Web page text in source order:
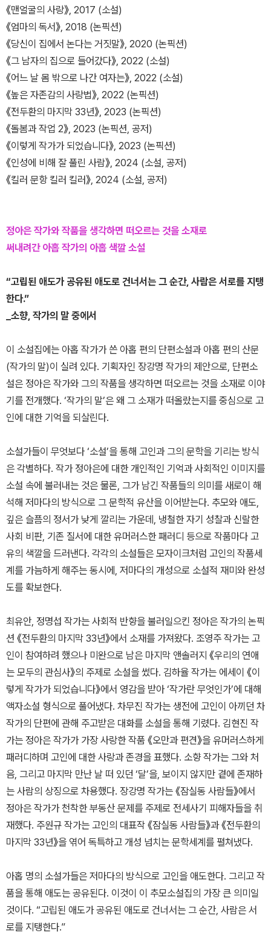
《맨얼굴의 사랑》, 2017 (소설)
《엄마의 독서》, 2018 (논픽션)
《당신이 집에서 논다는 거짓말》, 2020 (논픽션)
《그 남자의 집으로 들어갔다》, 2022 (소설)
《어느 날 몸 밖으로 나간 여자는》, 2022 (소설)
《높은 자존감의 사랑법》, 2022 (논픽션)
《전두환의 마지막 33년》, 2023 (논픽션)
《돌봄과 작업 2》, 2023 (논픽션, 공저)
《이렇게 작가가 되었습니다》, 2023 (논픽션)
《인성에 비해 잘 풀린 사람》, 2024 (소설, 공저)
《킬러 문항 킬러 킬러》, 2024 (소설, 공저)
정아은 작가와 작품을 생각하면 떠오르는 것을 소재로
써내려간 아홉 작가의 아홉 색깔 소설
“고립된 애도가 공유된 애도로 건너서는 그 순간, 사람은 서로를 지탱
한다.”
_소향, 작가의 말 중에서
이 소설집에는 아홉 작가가 쓴 아홉 편의 단편소설과 아홉 편의 산문
(작가의 말)이 실려 있다. 기획자인 장강명 작가의 제안으로, 단편소
설은 정아은 작가와 그의 작품을 생각하면 떠오르는 것을 소재로 이야
기를 전개했다. ‘작가의 말’은 왜 그 소재가 떠올랐는지를 중심으로 고
인에 대한 기억을 되살린다.
소설가들이 무엇보다 ‘소설’을 통해 고인과 그의 문학을 기리는 방식
은 각별하다. 작가 정아은에 대한 개인적인 기억과 사회적인 이미지를
소설 속에 불러내는 것은 물론, 그가 남긴 작품들의 의미를 새로이 해
석해 저마다의 방식으로 그 문학적 유산을 이어받는다. 추모와 애도,
깊은 슬픔의 정서가 낮게 깔리는 가운데, 냉철한 자기 성찰과 신랄한
사회 비판, 기존 질서에 대한 유머러스한 패러디 등으로 작품마다 고
유의 색깔을 드러낸다. 각각의 소설들은 모자이크처럼 고인의 작품세
계를 가늠하게 해주는 동시에, 저마다의 개성으로 소설적 재미와 완성
도를 확보한다.
최유안, 정명섭 작가는 사회적 반향을 불러일으킨 정아은 작가의 논픽
션 《전두환의 마지막 33년》에서 소재를 가져왔다. 조영주 작가는 고
인이 참여하려 했으나 미완으로 남은 마지막 앤솔러지 《우리의 연애
는 모두의 관심사》의 주제로 소설을 썼다. 김하율 작가는 에세이 《이
렇게 작가가 되었습니다》에서 영감을 받아 ‘작가란 무엇인가’에 대해
액자소설 형식으로 풀어냈다. 차무진 작가는 생전에 고인이 아끼던 차
작가의 단편에 관해 주고받은 대화를 소설을 통해 기렸다. 김현진 작
가는 정아은 작가가 가장 사랑한 작품 《오만과 편견》을 유머러스하게
패러디하며 고인에 대한 사랑과 존경을 표했다. 소향 작가는 그와 처
음, 그리고 마지막 만난 날 떠 있던 ‘달’을, 보이지 않지만 곁에 존재하
는 사람의 상징으로 차용했다. 장강명 작가는 《잠실동 사람들》에서
정아은 작가가 천착한 부동산 문제를 주제로 전세사기 피해자들을 취
재했다. 주원규 작가는 고인의 대표작 《잠실동 사람들》과 《전두환의
마지막 33년》을 엮어 독특하고 개성 넘치는 문학세계를 펼쳐냈다.
아홉 명의 소설가들은 저마다의 방식으로 고인을 애도한다. 그리고 작
품을 통해 애도는 공유된다. 이것이 이 추모소설집의 가장 큰 의미일
것이다. “고립된 애도가 공유된 애도로 건너서는 그 순간, 사람은 서
로를 지탱한다.”